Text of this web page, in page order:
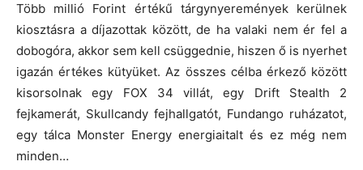
Több millió Forint értékű tárgynyeremények kerülnek
kiosztásra a díjazottak között, de ha valaki nem ér fel a
dobogóra, akkor sem kell csüggednie, hiszen ő is nyerhet
igazán értékes kütyüket. Az összes célba érkező között
kisorsolnak egy FOX 34 villát, egy Drift Stealth 2
fejkamerát, Skullcandy fejhallgatót, Fundango ruházatot,
egy tálca Monster Energy energiaitalt és ez még nem
minden…